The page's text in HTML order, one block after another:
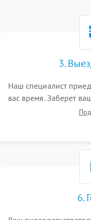
3.
Наш специалист
вас время. Заберет
привезет на склад для
6.